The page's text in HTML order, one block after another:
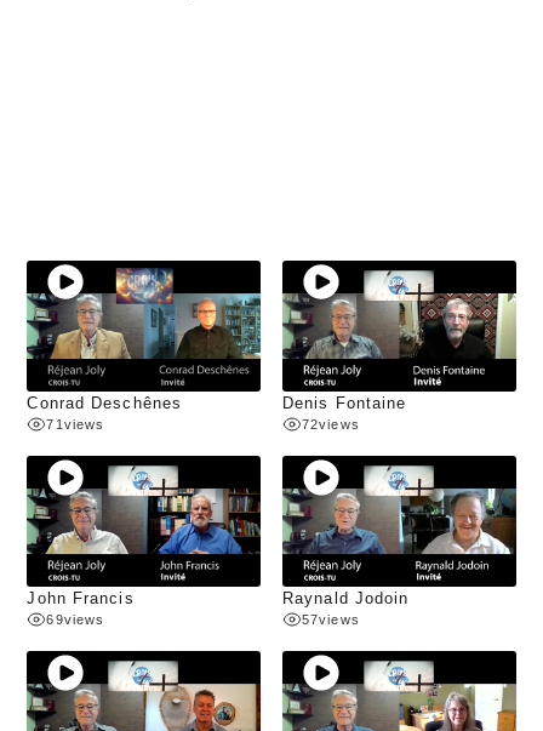
Conrad Deschênes
71 views
Denis Fontaine
72views
John Francis
69views
Raynald Jodoin
57views